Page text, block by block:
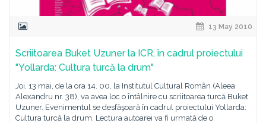
13 May 2010
Scriitoarea Buket Uzuner la ICR, în cadrul proiectului
"Yollarda: Cultura turcă la drum"
Joi, 13 mai, de la ora 14. 00, la Institutul Cultural Român (Aleea
Alexandru nr. 38), va avea loc o întâlnire cu scriitoarea turcă Buket
Uzuner. Evenimentul se desfăşoară în cadrul proiectului Yollarda:
Cultura turcă la drum. Lectura autoarei va fi urmată de o